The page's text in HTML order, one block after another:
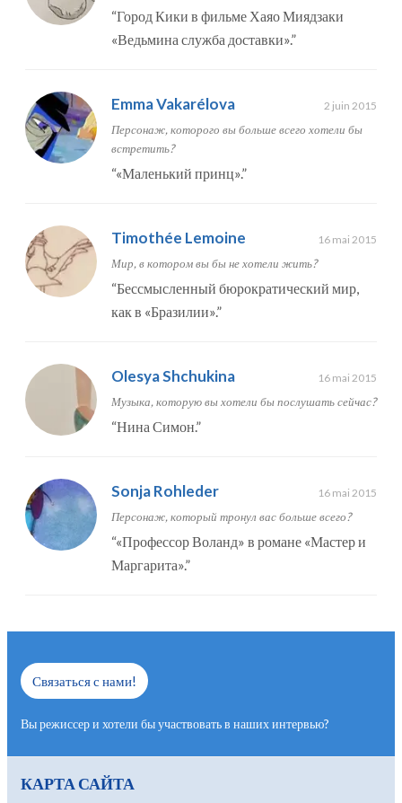
“Город Кики в фильме Хаяо Миядзаки
«Ведьмина служба доставки».”
Emma Vakarélova 2 juin 2015
Персонаж, которого вы больше всего хотели бы
встретить?
“«Маленький принц».”
Timothée Lemoine 16 mai 2015
Мир, в котором вы бы не хотели жить?
“Бессмысленный бюрократический мир,
как в «Бразилии».”
Olesya Shchukina 16 mai 2015
Музыка, которую вы хотели бы послушать сейчас?
“Нина Симон.”
Sonja Rohleder 16 mai 2015
Персонаж, который тронул вас больше всего?
“«Профессор Воланд» в романе «Мастер и
Маргарита».”
Связаться с нами!
Вы режиссер и хотели бы участвовать в наших интервью?
КАРТА САЙТА